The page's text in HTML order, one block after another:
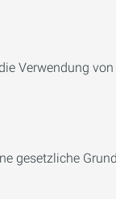
Verwendung
gesetzliche